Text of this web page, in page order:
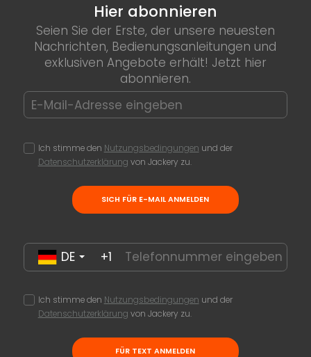
Hier abonnieren
Seien Sie der Erste, der unsere neuesten
Nachrichten, Bedienungsanleitungen und
exklusiven Angebote erhält! Jetzt hier
abonnieren.
Ich stimme den Nutzungsbedingungen und der
Datenschutzerklärung von Jackery zu.
SICH FÜR E-MAIL ANMELDEN
DE +1
Ich stimme den Nutzungsbedingungen und der
Datenschutzerklärung von Jackery zu.
FÜR TEXT ANMELDEN